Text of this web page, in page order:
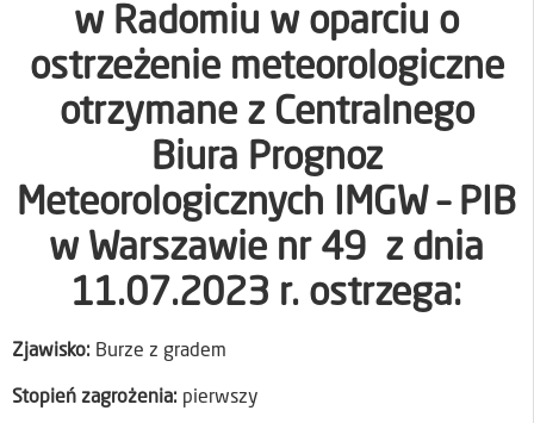
w Radomiu w oparciu o
ostrzeżenie meteorologiczne
otrzymane z Centralnego
Biura Prognoz
Meteorologicznych IMGW – PIB
w Warszawie nr 49 z dnia
11.07.2023 r. ostrzega:
Zjawisko: Burze z gradem
Stopień zagrożenia: pierwszy